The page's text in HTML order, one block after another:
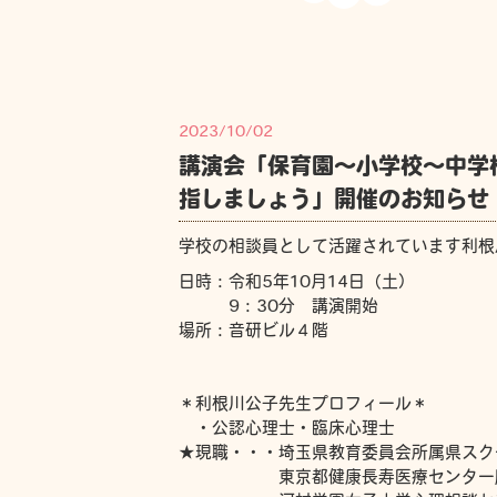
2023/10/02
講演会「保育園～小学校～中
指しましょう」開催のお知らせ
学校の相談員として活躍されています利
日時：令和5年10月14日（土）
9：30分 講演開始
場所：音研ビル４階
＊利根川公子先生プロフィール＊
・公認心理士・臨床心理士
★現職・・・埼玉県教育委員会所属県ス
東京都健康長寿医療センター脳